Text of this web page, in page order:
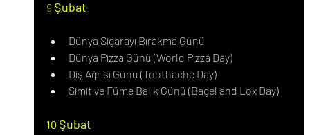
9 Şubat
Dünya Sigarayı Bırakma Günü
Dünya Pizza Günü (World Pizza Day)
Diş Ağrısı Günü (Toothache Day)
Simit ve Füme Balık Günü (Bagel and Lox Day)
10 Şubat